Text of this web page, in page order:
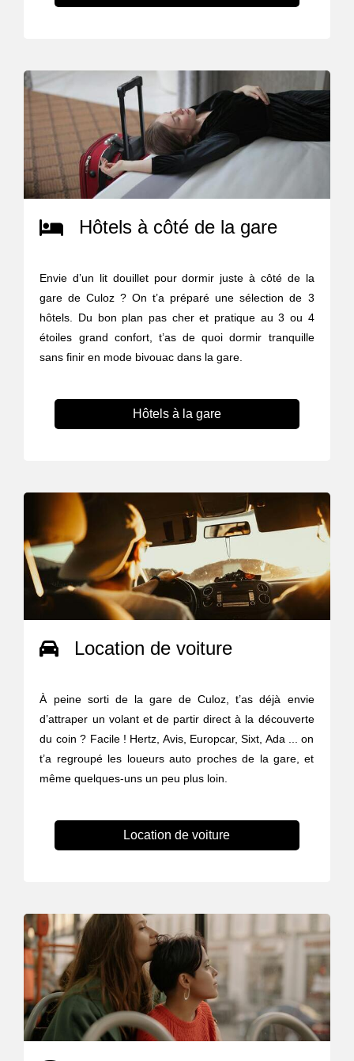
Hôtels à côté de la gare
Envie d’un lit douillet pour dormir juste à côté de la
gare de Culoz ? On t’a préparé une sélection de 3
hôtels. Du bon plan pas cher et pratique au 3 ou 4
étoiles grand confort, t’as de quoi dormir tranquille
sans finir en mode bivouac dans la gare.
Hôtels à la gare
Location de voiture
À peine sorti de la gare de Culoz, t’as déjà envie
d’attraper un volant et de partir direct à la découverte
du coin ? Facile ! Hertz, Avis, Europcar, Sixt, Ada ... on
t’a regroupé les loueurs auto proches de la gare, et
même quelques-uns un peu plus loin.
Location de voiture